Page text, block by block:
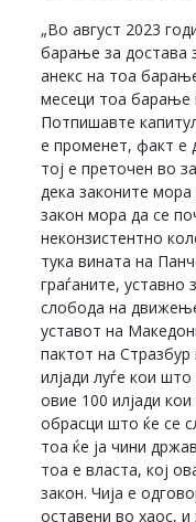
„Во август 2023
барање за достава
анекс на тоа
месеци тоа барање
Потпишавте
е променет, факт е
тој е преточен во
дека законите
закон мора да се
неконзистентно
тука вината на
граѓаните, уставно
слобода на
уставот на
пактот на
илјади луѓе кои
овие 100 илјади
обрасци што ќе се
тоа ќе ја чини
тоа е власта, кој
закон. Чија е
оставени во хаос,